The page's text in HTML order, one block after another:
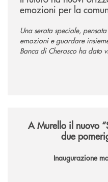
emozioni per la
Una serata speciale,
emozioni e guardare
Banca di Cherasco ha dato
A Murello il nuovo
due
Inaugurazione